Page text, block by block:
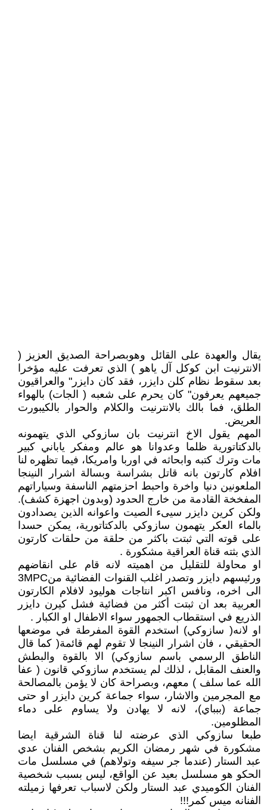
يقال والعهدة على القائل وهوبصراحة الصديق العزيز (
الانترنيت ابن كوكل آل ياهو ) الذي تعرفت عليه مؤخرا
بعد سقوط نظام كلن دايزر، فقد كان دايزر" والعراقيون
جميعهم يعرفون" كان يحرم على شعبه ( الجات) بالهواء
الطلق، فما بالك بالانترنيت والكلام والحوار بالكيبورت
العريض.
المهم يقول الاخ انترنيت بان سازوكي الذي يتهمونه
بالدكتاتورية ظلما وعدوانا هو عالم ومفكر ياباني كبير
مات وترك كتبه وابحاثه في اوربا وامريكا، فيما تظهره لنا
افلام كارتون بانه قاتل بشراسة وبسالة اشرار النينجا
الملعونين دنيا واخرة واحبط احزمتهم الناسفة وسياراتهم
المفخخة القادمة من خارج الحدود (وبدون اجهزة كشف).
ولكن كرين دايزر سيىء الصيت واعوانه الذين يصدادون
بالماء العكر يتهمون سازوكي بالدكتاتورية، يمكن حسدا
على قوته التي ثبتت باكثر من حلقة من حلقات كارتون
الذي بثته قناة العراقية مشكورة .
او محاولة للتقليل من اهميته لانه قام على انقاضهم
ورئيسهم دايزر وتصدر اغلب القنوات الفضائية من3MPC
الى اخره، ونافس اكبر انتاجات هوليود لافلام الكارتون
العربية بعد ان ثبتت أكثر من فضائية فشل كيرن دايزر
الذريع في استقطاب الجمهور سواء الاطفال او الكبار .
او لانه( سازوكي) استخدم القوة المفرطة في موضعها
الحقيقي ، فان اشرار النينجا لا تقوم لهم قائمة( كما قال
الناطق الرسمي باسم سازوكي) الا بالقوة والبطش
والعنف المقابل ، لذلك لم يستخدم سازوكي قانون ( عفا
الله عما سلف ) معهم، وبصراحة كان لا يؤمن بالمصالحة
مع المجرمين والاشار، سواء جماعة كرين دايزر او حتى
جماعة (ببباي)، لانه لا يهادن ولا يساوم على دماء
المظلومين.
طبعا سازوكي الذي عرضته لنا قناة الشرقية ايضا
مشكورة في شهر رمضان الكريم بشخص الفنان عدي
عبد الستار (عندما جر سيفه وتولاهم) في مسلسل مات
الحكو هو مسلسل بعيد عن الواقع، ليس بسبب شخصية
الفنان الكوميدي عبد الستار ولكن لاسباب تعرفها زميلته
الفنانه ميس كمر!!!